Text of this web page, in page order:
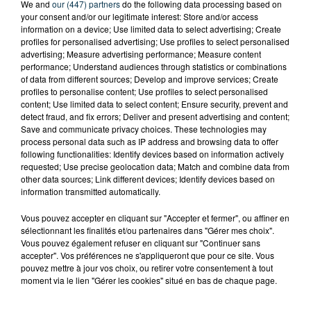
TITRES DIFFUSÉS
8h21
8h21 8h15
8h15
We and our (447) partnersdo the following data processing based on
your consent and/or our legitimate interest: Store and/or access
information on a device; Use limited data to select advertising; Create
profiles for personalised advertising; Use profiles to select personalised
advertising; Measure advertising performance; Measure content
performance; Understand audiences through statistics or combinations
of data from different sources; Develop and improve services; Create
profiles to personalise content; Use profiles to select personalised
content; Use limited data to select content; Ensure security, prevent and
detect fraud, and fix errors; Deliver and present advertising and content;
Save and communicate privacy choices. These technologies may
process personal data such as IP address and browsing data to offer
following functionalities: Identify devices based on information actively
requested; Use precise geolocation data; Match and combine data from
other data sources; Link different devices; Identify devices based on
information transmitted automatically.
Vous pouvez accepter en cliquant sur "Accepter et fermer", ou affiner en
sélectionnant les finalités et/ou partenaires dans "Gérer mes choix".
Vous pouvez également refuser en cliquant sur "Continuer sans
accepter". Vos préférences ne s'appliqueront que pour ce site. Vous
pouvez mettre à jour vos choix, ou retirer votre consentement à tout
moment via le lien "Gérer les cookies" situé en bas de chaque page.